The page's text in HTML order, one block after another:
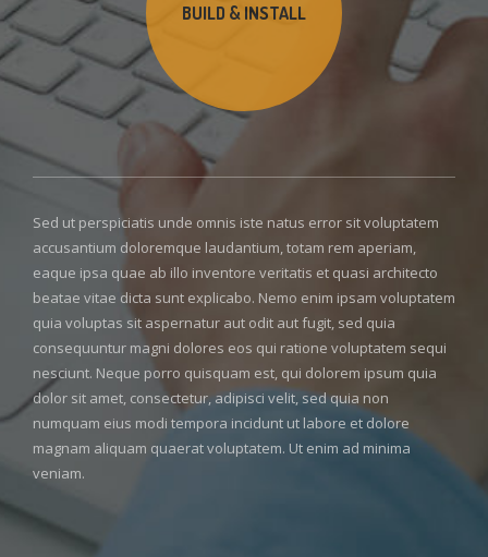
BUILD & INSTALL
Sed ut perspiciatis unde omnis iste natus error sit voluptatem
accusantium doloremque laudantium, totam rem aperiam,
eaque ipsa quae ab illo inventore veritatis et quasi architecto
beatae vitae dicta sunt explicabo. Nemo enim ipsam voluptatem
quia voluptas sit aspernatur aut odit aut fugit, sed quia
consequuntur magni dolores eos qui ratione voluptatem sequi
nesciunt. Neque porro quisquam est, qui dolorem ipsum quia
dolor sit amet, consectetur, adipisci velit, sed quia non
numquam eius modi tempora incidunt ut labore et dolore
magnam aliquam quaerat voluptatem. Ut enim ad minima
veniam.